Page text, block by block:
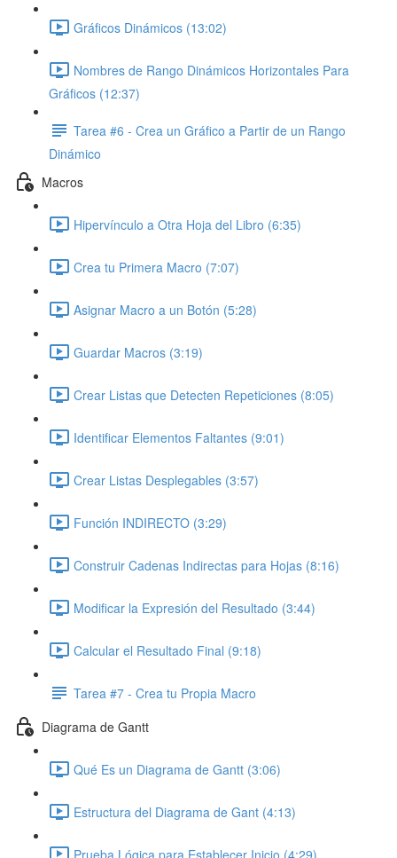
Gráficos Dinámicos (13:02)
Nombres de Rango Dinámicos Horizontales Para
Gráficos (12:37)
Tarea #6 - Crea un Gráfico a Partir de un Rango
Dinámico
Macros
Hipervínculo a Otra Hoja del Libro (6:35)
Crea tu Primera Macro (7:07)
Asignar Macro a un Botón (5:28)
Guardar Macros (3:19)
Crear Listas que Detecten Repeticiones (8:05)
Identificar Elementos Faltantes (9:01)
Crear Listas Desplegables (3:57)
Función INDIRECTO (3:29)
Construir Cadenas Indirectas para Hojas (8:16)
Modificar la Expresión del Resultado (3:44)
Calcular el Resultado Final (9:18)
Tarea #7 - Crea tu Propia Macro
Diagrama de Gantt
Qué Es un Diagrama de Gantt (3:06)
Estructura del Diagrama de Gant (4:13)
Prueba Lógica para Establecer Inicio (4:29)